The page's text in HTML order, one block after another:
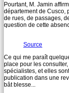
Pourtant, M. Jamin
département de Cusco,
de rues, de passages,
question de cette
Source
Ce qui me paraît
place pour les
spécialistes, et elles
publication dans une
bât blesse...